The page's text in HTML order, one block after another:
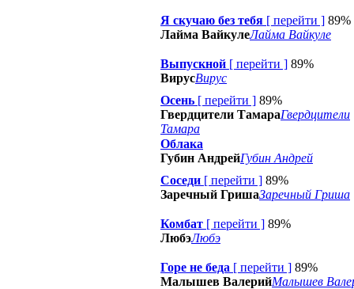
Я скучаю без тебя [ перейти ] 89%
Лайма ВайкулеЛайма Вайкуле
Выпускной [ перейти ] 89%
ВирусВирус
Осень [ перейти ] 89%
Гвердцители ТамараГвердцители
Тамара
Облака
Губин АндрейГубин Андрей
Соседи [ перейти ] 89%
Заречный ГришаЗаречный Гриша
Комбат [ перейти ] 89%
ЛюбэЛюбэ
Горе не беда [ перейти ] 89%
Малышев ВалерийМалышев